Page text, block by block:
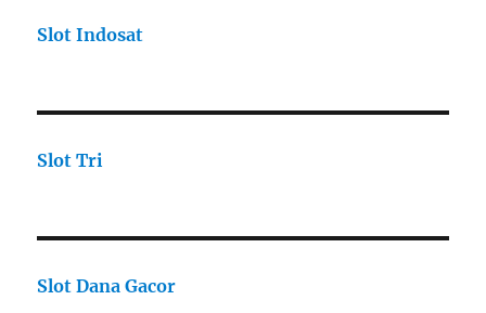
Slot Indosat
Slot Tri
Slot Dana Gacor